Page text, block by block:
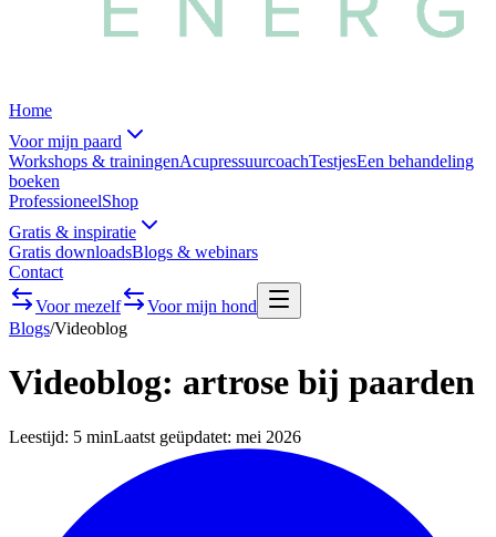
Home
Voor mijn paard
Workshops & trainingenAcupressuurcoachTestjesEen behandeling
boeken
ProfessioneelShop
Gratis & inspiratie
Gratis downloadsBlogs & webinars
Contact
Voor mezelf
Voor mijn hond
Blogs/Videoblog
Videoblog: artrose bij paarden
Leestijd: 5 minLaatst geüpdatet: mei 2026